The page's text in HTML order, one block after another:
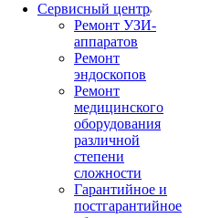
Сервисный центр
Ремонт УЗИ-
аппаратов
Ремонт
эндоскопов
Ремонт
медицинского
оборудования
различной
степени
сложности
Гарантийное и
постгарантийное